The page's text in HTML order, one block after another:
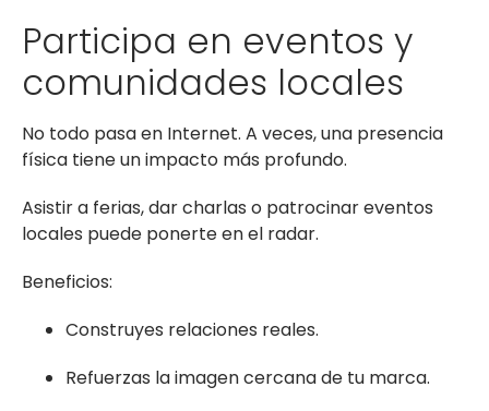
Participa en eventos y
comunidades locales
No todo pasa en Internet. A veces, una presencia
física tiene un impacto más profundo.
Asistir a ferias, dar charlas o patrocinar eventos
locales puede ponerte en el radar.
Beneficios:
Construyes relaciones reales.
Refuerzas la imagen cercana de tu marca.